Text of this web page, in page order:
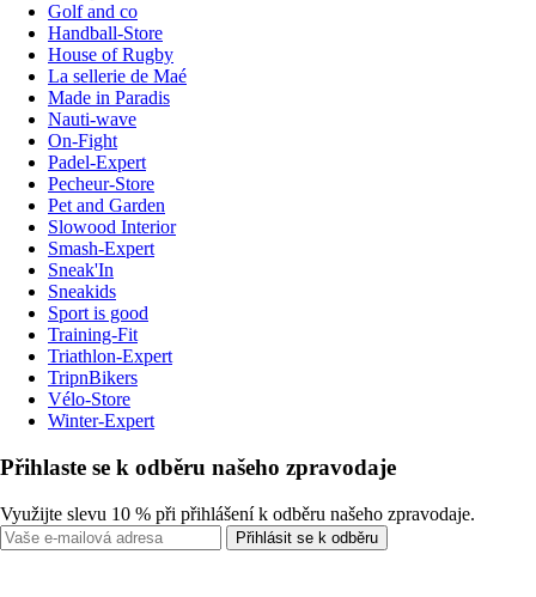
Golf and co
Handball-Store
House of Rugby
La sellerie de Maé
Made in Paradis
Nauti-wave
On-Fight
Padel-Expert
Pecheur-Store
Pet and Garden
Slowood Interior
Smash-Expert
Sneak'In
Sneakids
Sport is good
Training-Fit
Triathlon-Expert
TripnBikers
Vélo-Store
Winter-Expert
Přihlaste se k odběru našeho zpravodaje
Využijte slevu 10 % při přihlášení k odběru našeho zpravodaje.
Přihlásit se k odběru